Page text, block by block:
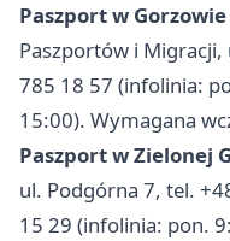
Paszport w
Paszportów i Migracji,
785 18 57 (infolinia:
15:00). Wymagana
Paszport w Zielonej
ul. Podgórna 7, tel.
15 29 (infolinia: pon.